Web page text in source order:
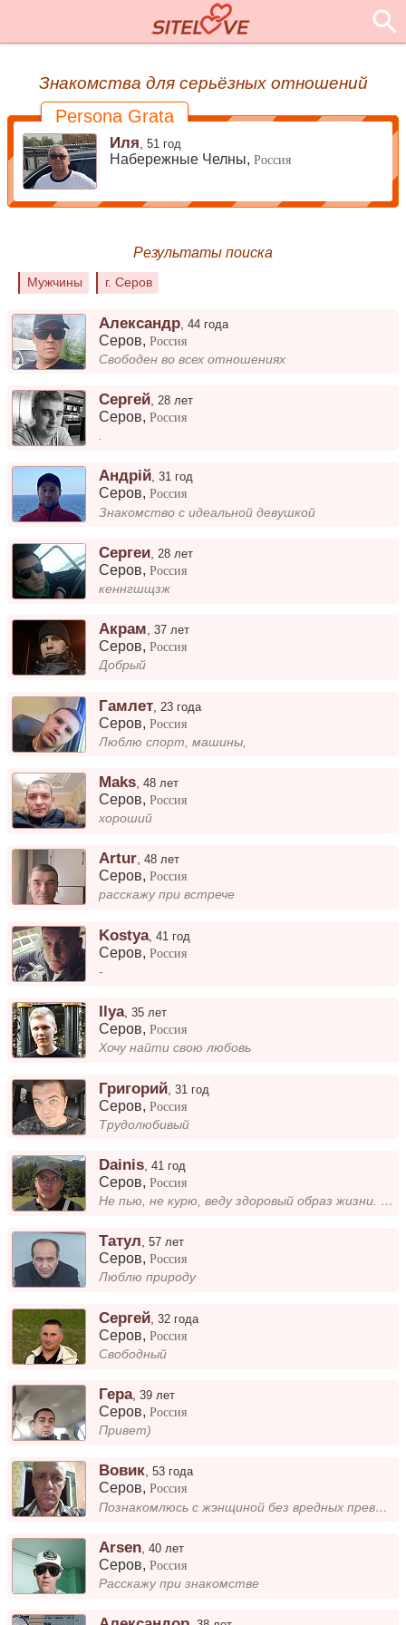
Знакомства для серьёзных отношений
Persona Grata
Иля ,51 год
Набережные Челны,Россия
Результаты поиска
Мужчины г. Серов
Александр ,44 года
Серов,Россия
Свободен во всех отношениях
Сергей 28 лет
Серов,Россия
.
Андрій,31 год
Серов,Россия
Знакомство с идеальной девушкой
Сергеи 28 лет
Серов,Россия
кеннгшщзж
Акрам ,37 лет
Серов,Россия
Добрый
Гамлет 23 года
Серов,Россия
Люблю спорт, машины,
Maks ,48 лет
Серов,Россия
хороший
Artur,48 лет
Серов,Россия
расскажу при встрече
Kostya,41 год
Серов,Россия
-
Ilya,35 лет
Серов,Россия
Хочу найти свою любовь
Григорий ,31 год
Серов,Россия
Трудолюбивый
Dainis ,41 год
Серов,Россия
Не пью, не курю, веду здоровый образ жизни. Моя слабость люблю готовить.
Татул,57 лет
Серов,Россия
Люблю природу
Сергей ,32 года
Серов,Россия
Свободный
Гера,39 лет
Серов,Россия
Привет)
Вовик,53 года
Серов,Россия
Познакомлюсь с жэнщиной без вредных превычек
Arsen ,40 лет
Серов,Россия
Расскажу при знакомстве